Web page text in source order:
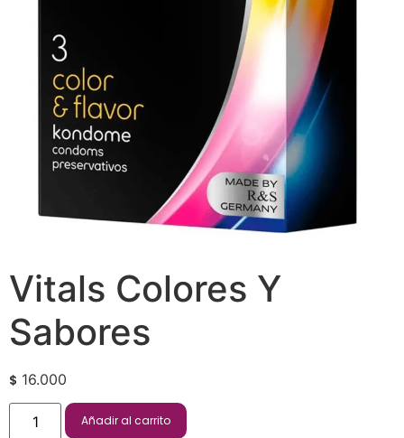
Vitals Colores Y
Sabores
$ 16.000
Añadir al carrito